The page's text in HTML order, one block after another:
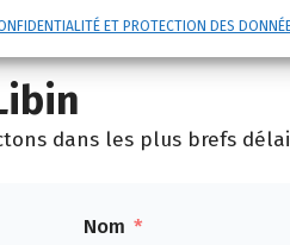
ET PROTECTION DES
dans les plus brefs
Nom